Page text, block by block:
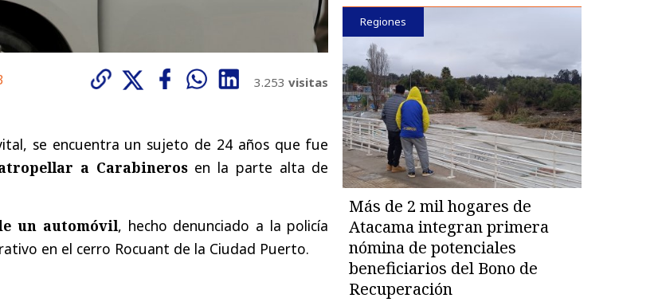
3.253 visitas
se encuentra un sujeto de 24 años que fue
a Carabinerosen la parte alta de
un automóvil, hecho denunciado a la policía
en el cerro Rocuant de la Ciudad Puerto.
Regiones
Más de 2 mil hogares de
Atacama integran primera
nómina de potenciales
beneficiarios del Bono de
Recuperación